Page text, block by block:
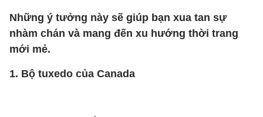
Những ý tưởng này sẽ giúp bạn xua tan sự
nhàm chán và mang đến xu hướng thời trang
mới mẻ.
1. Bộ tuxedo của Canada